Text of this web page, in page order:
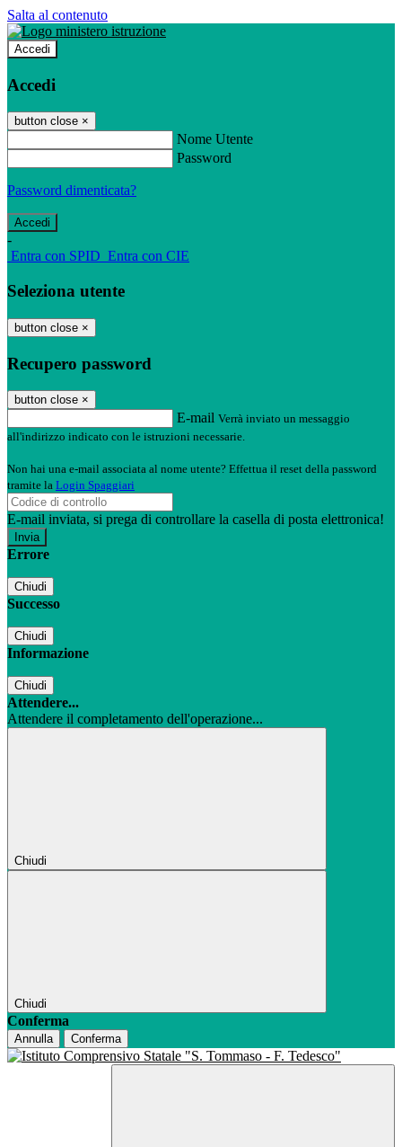
Salta al contenuto
Accedi
Accedi
button close ×
Nome Utente
Password
Password dimenticata?
-
Entra con SPID Entra con CIE
Seleziona utente
button close ×
Recupero password
button close ×
E-mail Verrà inviato un messaggio
all'indirizzo indicato con le istruzioni necessarie.
Non hai una e-mail associata al nome utente? Effettua il reset della password
tramite la Login Spaggiari
E-mail inviata, si prega di controllare la casella di posta elettronica!
Errore
Chiudi
Successo
Chiudi
Informazione
Chiudi
Attendere...
Attendere il completamento dell'operazione...
Chiudi
Chiudi
Conferma
Annulla Conferma